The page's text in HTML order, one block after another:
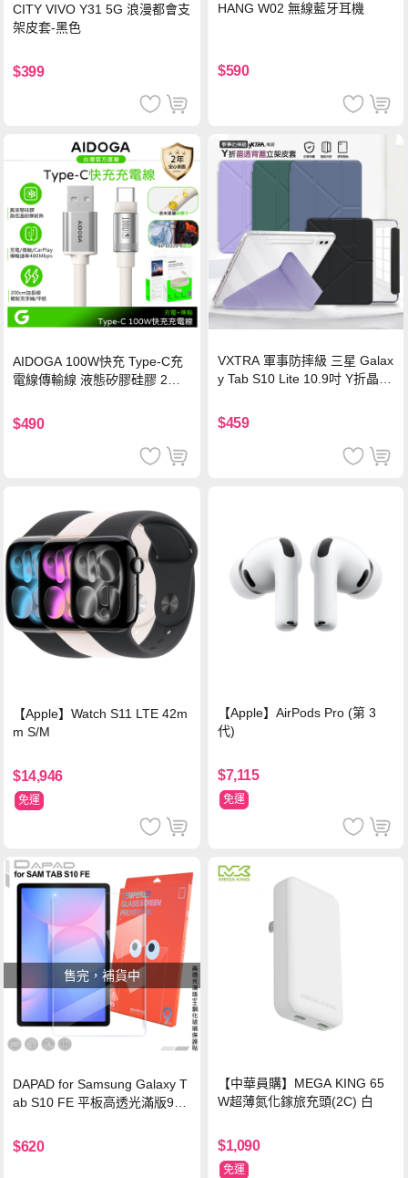
CITY VIVO Y31 5G 浪漫都會支
架皮套-黑色
$399
HANG W02 無線藍牙耳機
$590
AIDOGA 100W快充 Type-C充
電線傳輸線 液態矽膠硅膠 2M
$490
VXTRA 軍事防摔級 三星 Galax
y Tab S10 Lite 10.9吋 Y折晶透
$459
【Apple】Watch S11 LTE 42m
m S/M
$14,946
免運
【Apple】AirPods Pro (第 3
代)
$7,115
免運
售完，補貨中
DAPAD for Samsung Galaxy T
ab S10 FE 平板高透光滿版9H
$620
【中華員購】MEGA KING 65
W超薄氮化鎵旅充頭(2C) 白
$1,090
免運